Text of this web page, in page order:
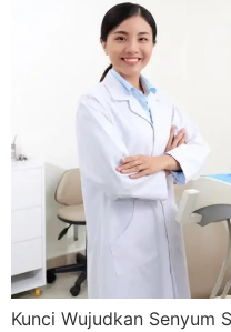
Kunci Wujudkan Senyum